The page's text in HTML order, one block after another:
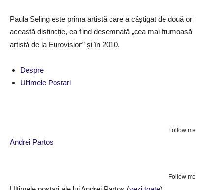
Paula Seling este prima artistă care a câștigat de două ori
această distincție, ea fiind desemnată „cea mai frumoasă
artistă de la Eurovision” și în 2010.
Despre
Ultimele Postari
Follow me
Andrei Partos
Follow me